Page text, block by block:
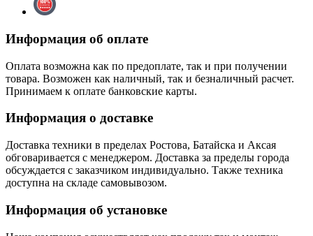
Информация об оплате
Оплата возможна как по предоплате, так и при получении
товара. Возможен как наличный, так и безналичный расчет.
Принимаем к оплате банковские карты.
Информация о доставке
Доставка техники в пределах Ростова, Батайска и Аксая
обговаривается с менеджером. Доставка за пределы города
обсуждается с заказчиком индивидуально. Также техника
доступна на складе самовывозом.
Информация об установке